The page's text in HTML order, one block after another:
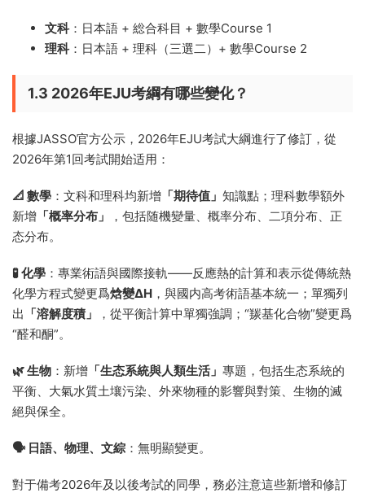
文科：日本語 + 総合科目 + 數學Course 1
理科：日本語 + 理科（三選二）+ 數學Course 2
1.3 2026年EJU考綱有哪些變化？
根據JASSO官方公示，2026年EJU考試大綱進行了修訂，從
2026年第1回考試開始适用：
📐 數學 ：文科和理科均新增 「期待值」 知識點；理科數學額外
新增 「概率分布」
，包括随機變量、概率分布、二項分布、正
态分布。
🧪 化學 ：專業術語與國際接軌——反應熱的計算和表示從傳統熱
化學方程式變更爲焓變ΔH ，與國内高考術語基本統一；單獨列
出 「溶解度積」
，從平衡計算中單獨強調；“羰基化合物”變更爲
“醛和酮”。
🌿 生物 ：新增 「生态系統與人類生活」 專題，包括生态系統的
平衡、大氣水質土壤污染、外來物種的影響與對策、生物的滅
絕與保全。
🗣️ 日語、物理、文綜 ：無明顯變更。
對于備考2026年及以後考試的同學，務必注意這些新增和修訂